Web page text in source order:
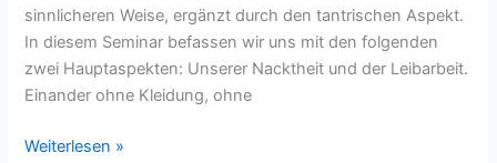
sinnlicheren Weise, ergänzt durch den tantrischen Aspekt.
In diesem Seminar befassen wir uns mit den folgenden
zwei Hauptaspekten: Unserer Nacktheit und der Leibarbeit.
Einander ohne Kleidung, ohne
Weiterlesen »